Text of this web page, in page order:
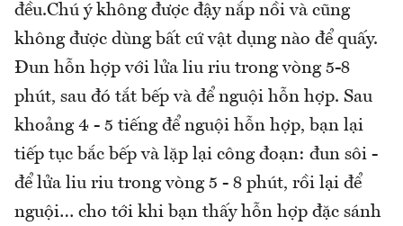
đều.Chú ý không được đậy nắp nồi và cũng
không được dùng bất cứ vật dụng nào để quấy.
Đun hỗn hợp với lửa liu riu trong vòng 5-8
phút, sau đó tắt bếp và để nguội hỗn hợp. Sau
khoảng 4 - 5 tiếng để nguội hỗn hợp, bạn lại
tiếp tục bắc bếp và lặp lại công đoạn: đun sôi -
để lửa liu riu trong vòng 5 - 8 phút, rồi lại để
nguội… cho tới khi bạn thấy hỗn hợp đặc sánh